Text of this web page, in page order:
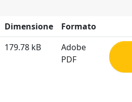
Dimensione
Formato
179.78 kB
Adobe
PDF